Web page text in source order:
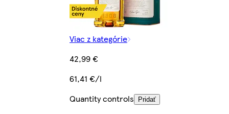
Viac z kategórie
42,99 €
61,41 €/l
Quantity controls
Pridať